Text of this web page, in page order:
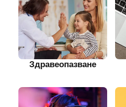
Здравеопазване